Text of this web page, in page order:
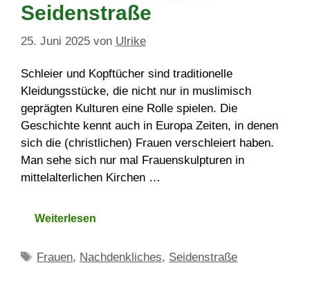
Seidenstraße
25. Juni 2025 von Ulrike
Schleier und Kopftücher sind traditionelle
Kleidungsstücke, die nicht nur in muslimisch
geprägten Kulturen eine Rolle spielen. Die
Geschichte kennt auch in Europa Zeiten, in denen
sich die (christlichen) Frauen verschleiert haben.
Man sehe sich nur mal Frauenskulpturen in
mittelalterlichen Kirchen …
Weiterlesen
Schlagwörter
Frauen, Nachdenkliches, Seidenstraße